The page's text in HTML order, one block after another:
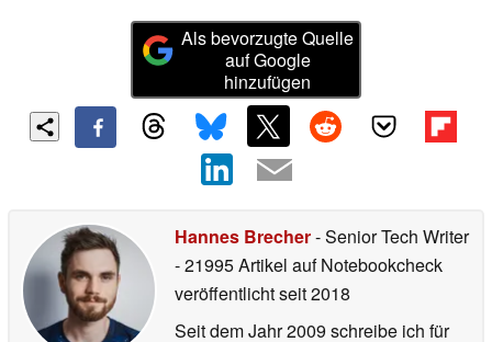
Als bevorzugte Quelle
auf Google
hinzufügen
Hannes Brecher- Senior Tech Writer
- 21995 Artikel auf Notebookcheck
veröffentlichtseit 2018
Seit dem Jahr 2009 schreibe ich für